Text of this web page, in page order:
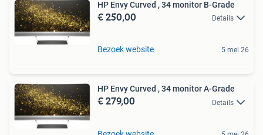
HP Envy Curved , 34 monitor B-Grade
€ 250,00 Details
Bezoek website 5 mei 26
HP Envy Curved , 34 monitor A-Grade
€ 279,00 Details